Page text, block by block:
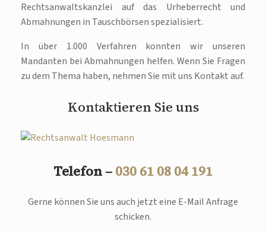
Rechtsanwaltskanzlei auf das Urheberrecht und
Abmahnungen in Tauschbörsen spezialisiert.
In über 1.000 Verfahren konnten wir unseren
Mandanten bei Abmahnungen helfen. Wenn Sie Fragen
zu dem Thema haben, nehmen Sie mit uns Kontakt auf.
Kontaktieren Sie uns
Telefon – 030 61 08 04 191
Gerne können Sie uns auch jetzt eine E-Mail Anfrage
schicken.